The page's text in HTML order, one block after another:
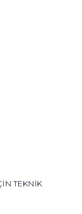
TEKNİK